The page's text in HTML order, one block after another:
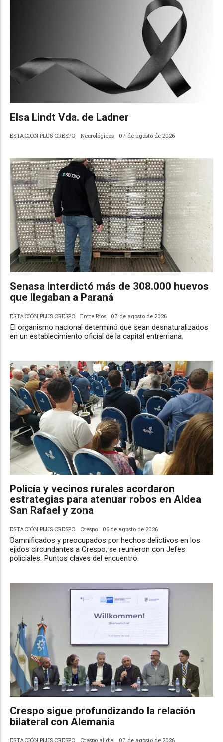
Elsa Lindt Vda. de Ladner
ESTACIÓN PLUS CRESPO Necrológicas 07 de agosto de 2026
Senasa interdictó más de 308.000 huevos
que llegaban a Paraná
ESTACIÓN PLUS CRESPO Entre Ríos 07 de agosto de 2026
El organismo nacional determinó que sean desnaturalizados
en un establecimiento oficial de la capital entrerriana.
Policía y vecinos rurales acordaron
estrategias para atenuar robos en Aldea
San Rafael y zona
ESTACIÓN PLUS CRESPO Crespo 06 de agosto de 2026
Damnificados y preocupados por hechos delictivos en los
ejidos circundantes a Crespo, se reunieron con Jefes
policiales. Puntos claves del encuentro.
Crespo sigue profundizando la relación
bilateral con Alemania
ESTACIÓN PLUS CRESPO Crespo al día 07 de agosto de 2026